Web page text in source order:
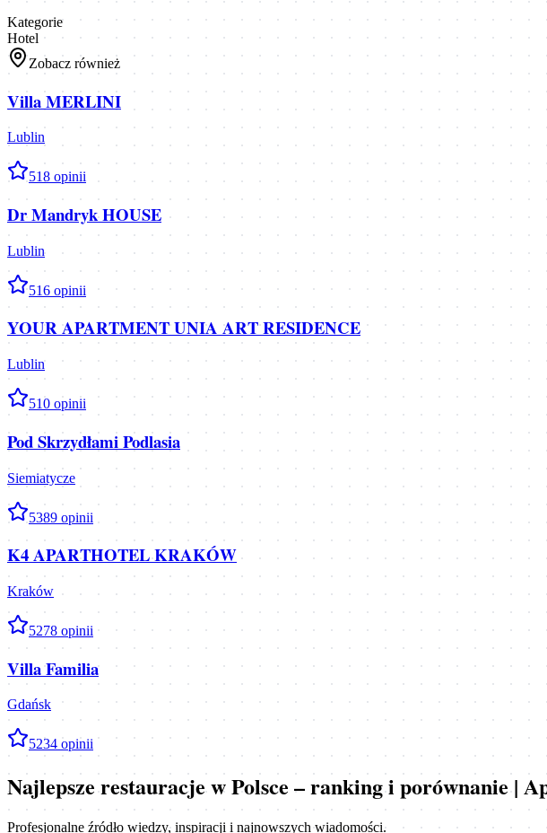
Kategorie
Hotel
Zobacz również
Villa MERLINI
Lublin
518 opinii
Dr Mandryk HOUSE
Lublin
516 opinii
YOUR APARTMENT UNIA ART RESIDENCE
Lublin
510 opinii
Pod Skrzydłami Podlasia
Siemiatycze
5389 opinii
K4 APARTHOTEL KRAKÓW
Kraków
5278 opinii
Villa Familia
Gdańsk
5234 opinii
Najlepsze restauracje w Polsce – ranking i porównanie |
Profesjonalne źródło wiedzy, inspiracji i najnowszych wiadomości.